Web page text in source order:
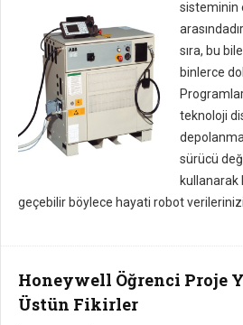
sisteminin
sıra, bu
binlerce
teknoloji
sürücü
kullanarak
geçebilir böylece hayati robot
Honeywell Öğrenci Proje
Üstün Fikirler